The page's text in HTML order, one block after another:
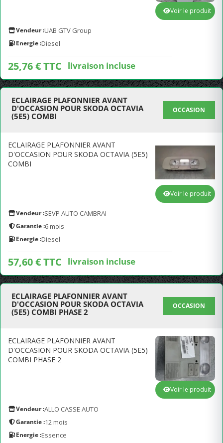
Vendeur :UAB GTV Group
Energie :Diesel
25,76 € TTC livraison incluse
Voir le produit
ECLAIRAGE PLAFONNIER AVANT
D'OCCASION POUR SKODA OCTAVIA
(5E5) COMBI
OCCASION
ECLAIRAGE PLAFONNIER AVANT
D'OCCASION POUR SKODA OCTAVIA (5E5)
COMBI
Vendeur :SEVP AUTO CAMBRAI
Garantie :6 mois
Energie :Diesel
57,60 € TTC livraison incluse
Voir le produit
ECLAIRAGE PLAFONNIER AVANT
D'OCCASION POUR SKODA OCTAVIA
(5E5) COMBI PHASE 2
OCCASION
ECLAIRAGE PLAFONNIER AVANT
D'OCCASION POUR SKODA OCTAVIA (5E5)
COMBI PHASE 2
Vendeur :ALLO CASSE AUTO
Garantie :12 mois
Energie :Essence
Voir le produit